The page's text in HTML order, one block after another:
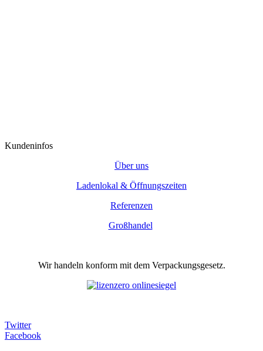
Kundeninfos
Über uns
Ladenlokal & Öffnungszeiten
Referenzen
Großhandel
Wir handeln konform mit dem Verpackungsgesetz.
Twitter
Facebook